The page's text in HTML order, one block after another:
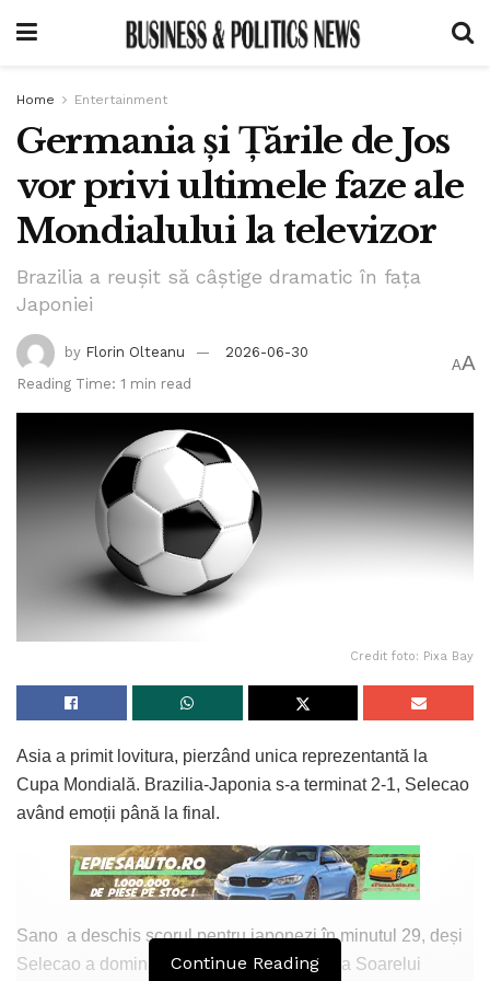
Home Entertainment
Germania și Țările de Jos
vor privi ultimele faze ale
Mondialului la televizor
Brazilia a reușit să câștige dramatic în fața
Japoniei
by Florin Olteanu
2026-06-30
Reading Time: 1 min read
AA
Credit foto: Pixa Bay
Asia a primit lovitura, pierzând unica reprezentantă la
Cupa Mondială. Brazilia-Japonia s-a terminat 2-1, Selecao
având emoții până la final.
Sano a deschis scorul pentru japonezi în minutul 29, deși
Selecao a dominat debutul de repriză. Țara Soarelui
Continue Reading